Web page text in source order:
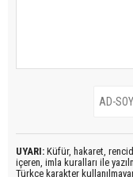
UYARI: Küfür, hakaret,
içeren, imla kuralları ile
Türkçe karakter